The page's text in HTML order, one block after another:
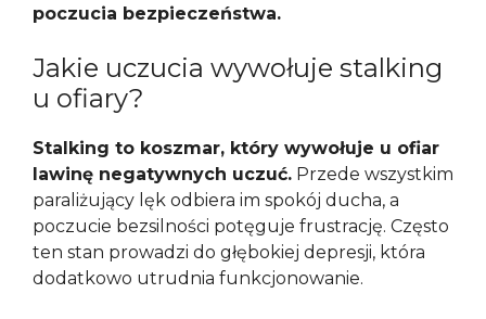
poczucia bezpieczeństwa.
Jakie uczucia wywołuje stalking
u ofiary?
Stalking to koszmar, który wywołuje u ofiar
lawinę negatywnych uczuć. Przede wszystkim
paraliżujący lęk odbiera im spokój ducha, a
poczucie bezsilności potęguje frustrację. Często
ten stan prowadzi do głębokiej depresji, która
dodatkowo utrudnia funkcjonowanie.